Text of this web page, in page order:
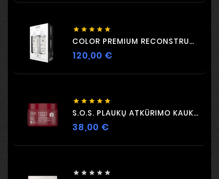
    
COLOR PREMIUM RECONSTRUCTION DUO 2 X 500 Ml
120,00 €Kaina
    
S.O.S. PLAUKŲ ATKŪRIMO KAUKĖ 300G
38,00 €Kaina
    